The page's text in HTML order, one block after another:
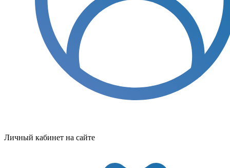
Личный кабинет на сайте